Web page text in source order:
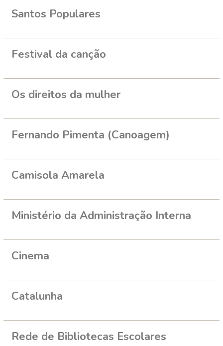
Santos Populares
Festival da canção
Os direitos da mulher
Fernando Pimenta (Canoagem)
Camisola Amarela
Ministério da Administração Interna
Cinema
Catalunha
Rede de Bibliotecas Escolares